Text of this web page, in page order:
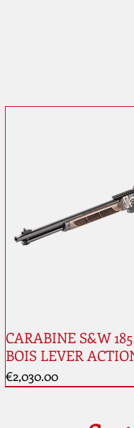
CARABINE S&W
BOIS LEVER
Price
€2,030.00